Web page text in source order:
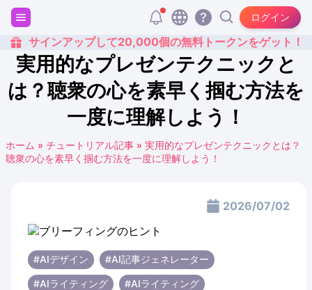
ログイン
サインアップして20,000個の無料トークンをゲット！
実用的なプレゼンテクニックと
は？聴衆の心を素早く掴む方法を
一度に理解しよう！
ホーム » チュートリアル記事 » 実用的なプレゼンテクニックとは？
聴衆の心を素早く掴む方法を一度に理解しよう！
2026/07/02
#AIデザイン #AI記事ジェネレーター
#AIライティング #AIライティング